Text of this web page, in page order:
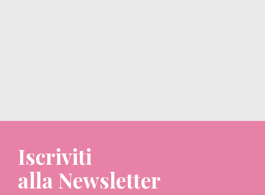
Iscriviti
alla Newsletter